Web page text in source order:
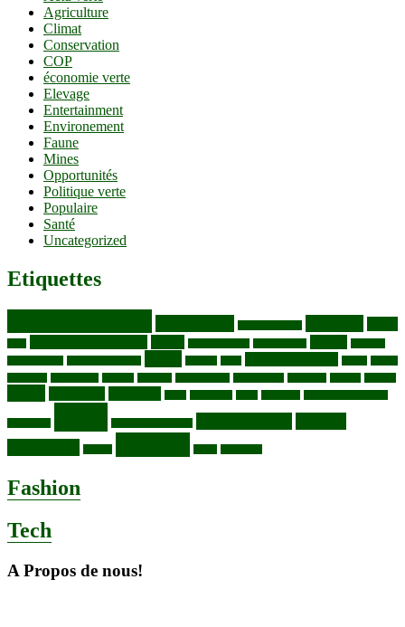
Agriculture
Climat
Conservation
COP
économie verte
Elevage
Entertainment
Environement
Faune
Mines
Opportunités
Politique verte
Populaire
Santé
Uncategorized
Etiquettes
Fashion
Tech
A Propos de nous!